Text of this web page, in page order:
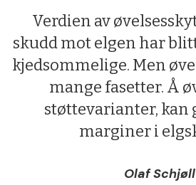
Verdien av
skudd mot elgen har
kjedsommelige. Men
mange fasetter. Å
støttevarianter, kan
marginer i
Olaf Schjøll